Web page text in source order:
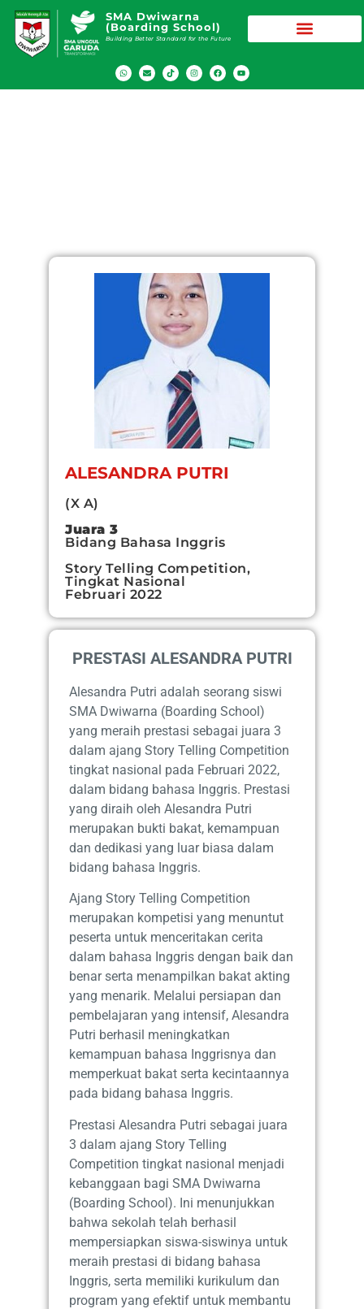
SMA Dwiwarna
(Boarding School)
Building Better Standard for the Future
ALESANDRA PUTRI
(X A)
Juara 3
Bidang Bahasa Inggris
Story Telling Competition,
Tingkat Nasional
Februari 2022
PRESTASI ALESANDRA PUTRI
Alesandra Putri adalah seorang siswi
SMA Dwiwarna (Boarding School)
yang meraih prestasi sebagai juara 3
dalam ajang Story Telling Competition
tingkat nasional pada Februari 2022,
dalam bidang bahasa Inggris. Prestasi
yang diraih oleh Alesandra Putri
merupakan bukti bakat, kemampuan
dan dedikasi yang luar biasa dalam
bidang bahasa Inggris.
Ajang Story Telling Competition
merupakan kompetisi yang menuntut
peserta untuk menceritakan cerita
dalam bahasa Inggris dengan baik dan
benar serta menampilkan bakat akting
yang menarik. Melalui persiapan dan
pembelajaran yang intensif, Alesandra
Putri berhasil meningkatkan
kemampuan bahasa Inggrisnya dan
memperkuat bakat serta kecintaannya
pada bidang bahasa Inggris.
Prestasi Alesandra Putri sebagai juara
3 dalam ajang Story Telling
Competition tingkat nasional menjadi
kebanggaan bagi SMA Dwiwarna
(Boarding School). Ini menunjukkan
bahwa sekolah telah berhasil
mempersiapkan siswa-siswinya untuk
meraih prestasi di bidang bahasa
Inggris, serta memiliki kurikulum dan
program yang efektif untuk membantu